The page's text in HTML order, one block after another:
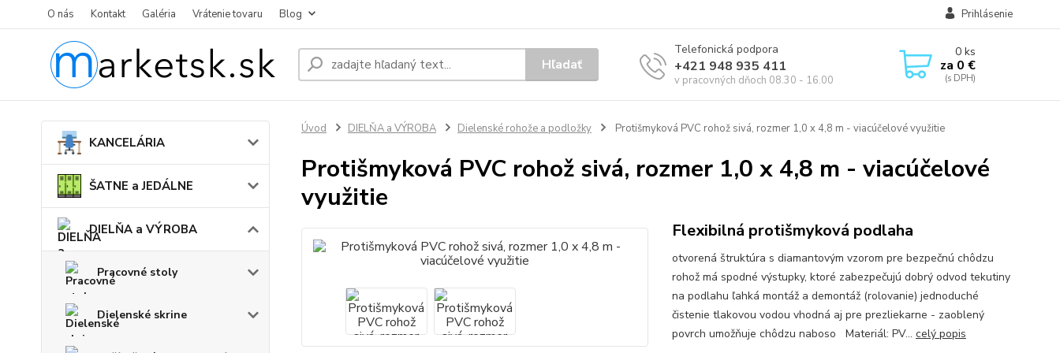
O nás Kontakt Galéria Vrátenie tovaru Blog Prihlásenie
Hľadať
Telefonická podpora
+421 948 935 411
v pracovných dňoch 08.30 - 16.00
0ks
za 0 €
KANCELÁRIA
ŠATNE a JEDÁLNE
DIELŇA a VÝROBA
Pracovné stoly
Dielenské skrine
Úvod DIELŇA a VÝROBA Dielenské rohože a podložky Protišmyková PVC rohož sivá, rozmer 1,0 x 4,8 m - viacúčelové využitie
Protišmyková PVC rohož sivá, rozmer 1,0 x 4,8 m - viacúčelové
využitie
Flexibilná protišmyková podlaha
otvorená štruktúra s diamantovým vzorom pre bezpečnú chôdzu
rohož má spodné výstupky, ktoré zabezpečujú dobrý odvod tekutiny
na podlahu ľahká montáž a demontáž (rolovanie) jednoduché
čistenie tlakovou vodou vhodná aj pre prezliekarne - zaoblený
povrch umožňuje chôdzu naboso Materiál: PV... celý popis